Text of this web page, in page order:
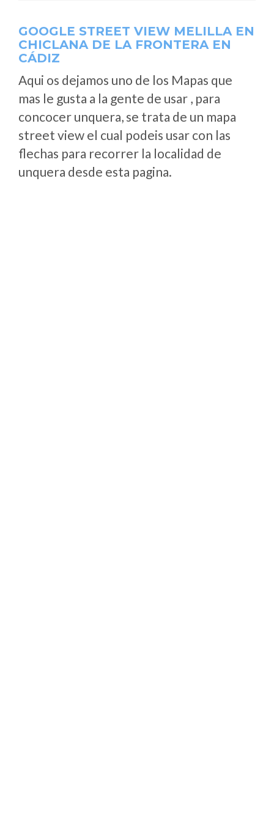
GOOGLE STREET VIEW MELILLA EN
CHICLANA DE LA FRONTERA EN
CÁDIZ
Aqui os dejamos uno de los Mapas que
mas le gusta a la gente de usar , para
concocer unquera, se trata de un mapa
street view el cual podeis usar con las
flechas para recorrer la localidad de
unquera desde esta pagina.